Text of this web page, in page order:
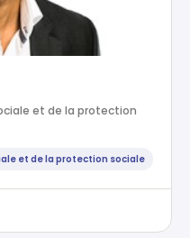
et de la protection
et de la protection sociale